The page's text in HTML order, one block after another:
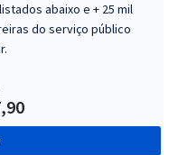
abaixo e + 25 mil
do serviço público